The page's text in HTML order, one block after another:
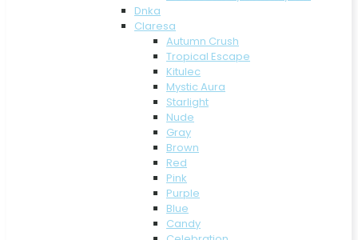
Dnka
Claresa
Autumn Crush
Tropical Escape
Kitulec
Mystic Aura
Starlight
Nude
Gray
Brown
Red
Pink
Purple
Blue
Candy